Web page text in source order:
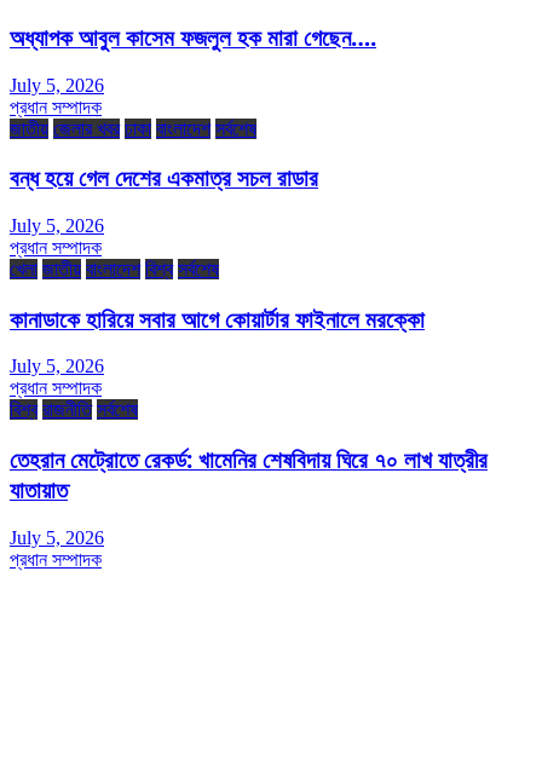
অধ্যাপক আবুল কাসেম ফজলুল হক মারা গেছেন….
July 5, 2026
প্রধান সম্পাদক
জাতীয় জেলার খবর ঢাকা বাংলাদেশ সর্বশেষ
বন্ধ হয়ে গেল দেশের একমাত্র সচল রাডার
July 5, 2026
প্রধান সম্পাদক
খেলা জাতীয় বাংলাদেশ বিশ্ব সর্বশেষ
কানাডাকে হারিয়ে সবার আগে কোয়ার্টার ফাইনালে মরক্কো
July 5, 2026
প্রধান সম্পাদক
বিশ্ব রাজনীতি সর্বশেষ
তেহরান মেট্রোতে রেকর্ড: খামেনির শেষবিদায় ঘিরে ৭০ লাখ যাত্রীর
যাতায়াত
July 5, 2026
প্রধান সম্পাদক